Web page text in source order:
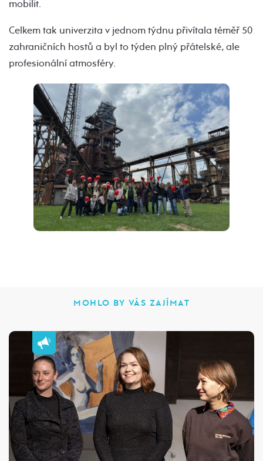
mobilit.
Celkem tak univerzita v jednom týdnu přivítala téměř 50
zahraničních hostů a byl to týden plný přátelské, ale
profesionální atmosféry.
MOHLO BY VÁS ZAJÍMAT